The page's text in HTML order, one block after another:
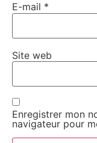
E-mail *
Site web
Enregistrer mon
navigateur pour